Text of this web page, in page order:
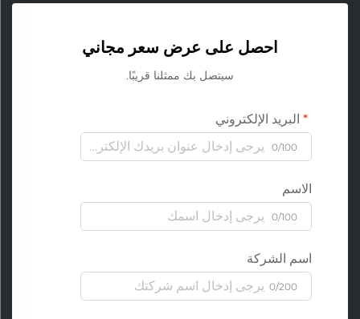
احصل على عرض سعر مجاني
سيتصل بك ممثلنا قريبًا.
البريد الإلكتروني
0/100
الاسم
0/100
اسم الشركة
0/200